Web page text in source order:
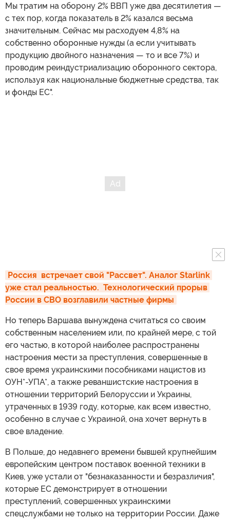
Мы тратим на оборону 2% ВВП уже два десятилетия —
с тех пор, когда показатель в 2% казался весьма
значительным. Сейчас мы расходуем 4,8% на
собственно оборонные нужды (а если учитывать
продукцию двойного назначения — то и все 7%) и
проводим реиндустриализацию оборонного сектора,
используя как национальные бюджетные средства, так
и фонды ЕС".
Россия  встречает свой "Рассвет". Аналог Starlink
уже стал реальностью.  Технологический прорыв
России в СВО возглавили частные фирмы
Но теперь Варшава вынуждена считаться со своим
собственным населением или, по крайней мере, с той
его частью, в которой наиболее распространены
настроения мести за преступления, совершенные в
свое время украинскими пособниками нацистов из
ОУН*-УПА*, а также реваншистские настроения в
отношении территорий Белоруссии и Украины,
утраченных в 1939 году, которые, как всем известно,
особенно в случае с Украиной, она хочет вернуть в
свое владение.
В Польше, до недавнего времени бывшей крупнейшим
европейским центром поставок военной техники в
Киев, уже устали от "безнаказанности и безразличия",
которые ЕС демонстрирует в отношении
преступлений, совершенных украинскими
спецслужбами не только на территории России. Даже